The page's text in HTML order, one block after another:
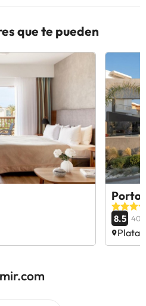
que te pueden
Porto
8.5 408